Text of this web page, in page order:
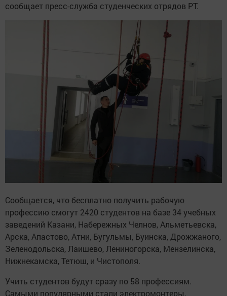
сообщает пресс-служба студенческих отрядов РТ.
Сообщается, что бесплатно получить рабочую
профессию смогут 2420 студентов на базе 34 учебных
заведений Казани, Набережных Челнов, Альметьевска,
Арска, Апастово, Атни, Бугульмы, Буинска, Дрожжаного,
Зеленодольска, Лаишево, Лениногорска, Мензелинска,
Нижнекамска, Тетюш, и Чистополя.
Учить студентов будут сразу по 58 профессиям.
Самыми популярными стали электромонтеры,